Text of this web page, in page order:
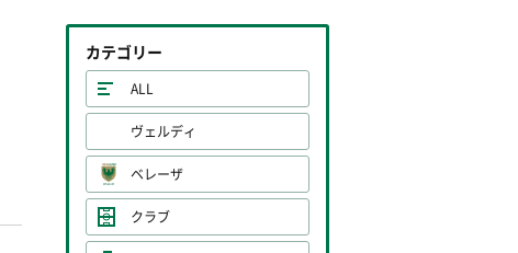
カテゴリー
ALL
ヴェルディ
ベレーザ
クラブ